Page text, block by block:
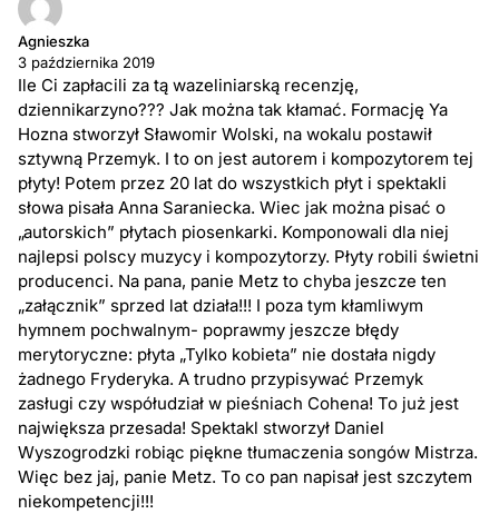
Agnieszka
3 października 2019
Ile Ci zapłacili za tą wazeliniarską recenzję,
dziennikarzyno??? Jak można tak kłamać. Formację Ya
Hozna stworzył Sławomir Wolski, na wokalu postawił
sztywną Przemyk. I to on jest autorem i kompozytorem tej
płyty! Potem przez 20 lat do wszystkich płyt i spektakli
słowa pisała Anna Saraniecka. Wiec jak można pisać o
„autorskich” płytach piosenkarki. Komponowali dla niej
najlepsi polscy muzycy i kompozytorzy. Płyty robili świetni
producenci. Na pana, panie Metz to chyba jeszcze ten
„załącznik” sprzed lat działa!!! I poza tym kłamliwym
hymnem pochwalnym- poprawmy jeszcze błędy
merytoryczne: płyta „Tylko kobieta” nie dostała nigdy
żadnego Fryderyka. A trudno przypisywać Przemyk
zasługi czy współudział w pieśniach Cohena! To już jest
największa przesada! Spektakl stworzył Daniel
Wyszogrodzki robiąc piękne tłumaczenia songów Mistrza.
Więc bez jaj, panie Metz. To co pan napisał jest szczytem
niekompetencji!!!